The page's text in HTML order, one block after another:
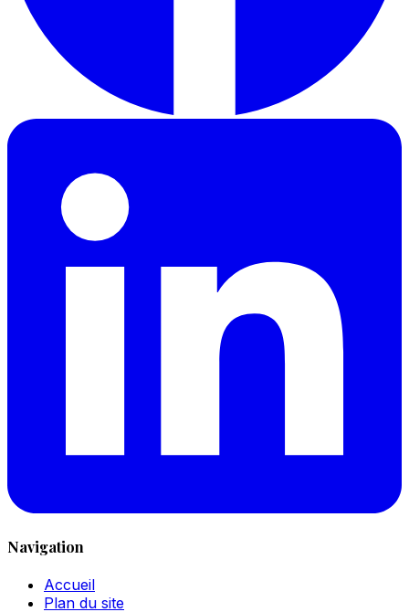
Navigation
Accueil
Plan du site